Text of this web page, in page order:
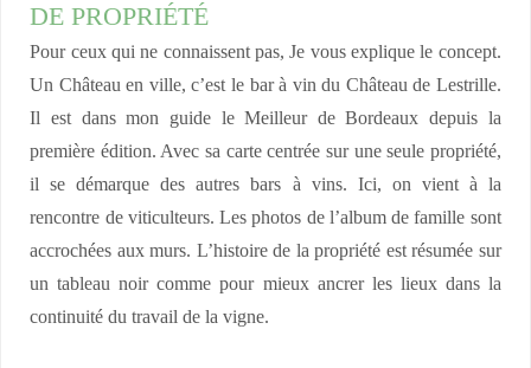
DE PROPRIÉTÉ
Pour ceux qui ne connaissent pas, Je vous explique le concept.
Un Château en ville, c’est le bar à vin du Château de Lestrille.
Il est dans mon guide le Meilleur de Bordeaux depuis la
première édition. Avec sa carte centrée sur une seule propriété,
il se démarque des autres bars à vins. Ici, on vient à la
rencontre de viticulteurs. Les photos de l’album de famille sont
accrochées aux murs. L’histoire de la propriété est résumée sur
un tableau noir comme pour mieux ancrer les lieux dans la
continuité du travail de la vigne.